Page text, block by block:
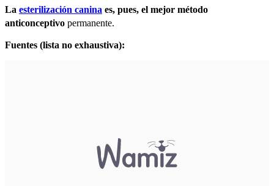
La esterilización canina es, pues, el mejor método
anticonceptivo permanente.
Fuentes (lista no exhaustiva):